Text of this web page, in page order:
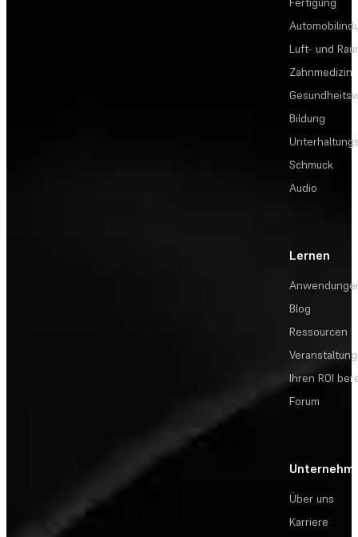
Luft- und
Zahnmedizin
Bildung
Schmuck
Audio
Lernen
Blog
Ressourcen
Ihren ROI
Forum
Über uns
Karriere